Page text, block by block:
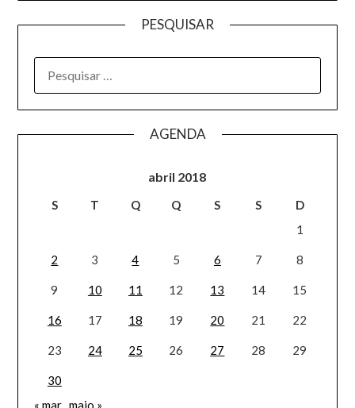
PESQUISAR
AGENDA
abril 2018
S T Q Q S S
D
1
2 3 4 5 6 7 8
9 10 11 12 13 14 15
16 17 18 19 20 21 22
23 24 25 26 27 28 29
30
« mar maio »